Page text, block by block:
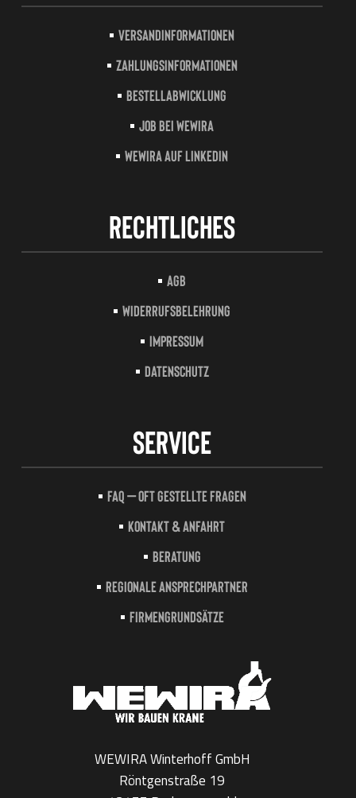
WEWIRA Winterhoff GmbH
Röntgenstraße 19
Versandinformationen
Zahlungsinformationen
Bestellabwicklung
Job bei Wewira
Wewira auf LinkedIn
Rechtliches
AGB
Widerrufsbelehrung
Impressum
Datenschutz
Service
FAQ – Oft gestellte Fragen
Kontakt & Anfahrt
Beratung
Regionale Ansprechpartner
Firmengrundsätze